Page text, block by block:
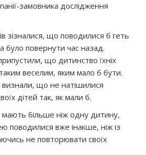
замовника дослідження
зізналися, що поводилися б геть
було повернути час назад.
що дитинство їхніх
веселим, яким мало б бути.
визнали, що не натішилися
дітей так, як мали б.
мають більше ніж одну дитину,
поводилися вже інакше, ніж із
не повторювати своїх